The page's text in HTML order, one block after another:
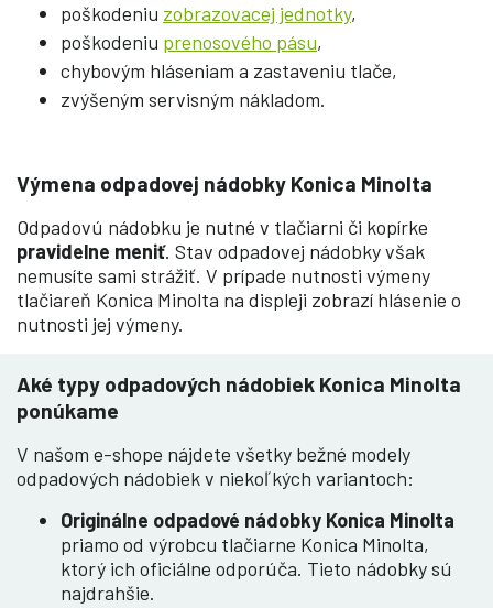
poškodeniu zobrazovacej jednotky,
poškodeniu prenosového pásu,
chybovým hláseniam a zastaveniu tlače,
zvýšeným servisným nákladom.
Výmena odpadovej nádobky Konica Minolta
Odpadovú nádobku je nutné v tlačiarni či kopírke
pravidelne meniť. Stav odpadovej nádobky však
nemusíte sami strážiť. V prípade nutnosti výmeny
tlačiareň Konica Minolta na displeji zobrazí hlásenie o
nutnosti jej výmeny.
Aké typy odpadových nádobiek Konica Minolta
ponúkame
V našom e-shope nájdete všetky bežné modely
odpadových nádobiek v niekoľkých variantoch:
Originálne odpadové nádobky Konica Minolta
priamo od výrobcu tlačiarne Konica Minolta,
ktorý ich oficiálne odporúča. Tieto nádobky sú
najdrahšie.